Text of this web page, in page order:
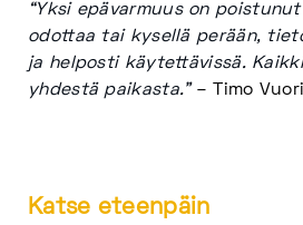
“Yksi epävarmuus on
odottaa tai kysellä perään,
ja helposti käytettävissä.
yhdestä paikasta.”– Timo
Katse eteenpäin